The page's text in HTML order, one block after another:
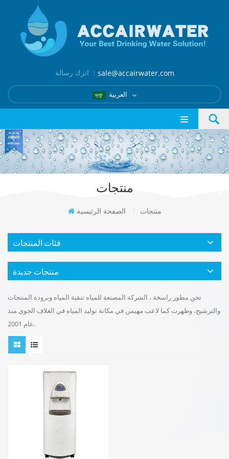
اترك رسالة ： sale@accairwater.com
منتجات
الصفحة الرئيسية / منتجات
فئات المنتجات
منتجات جديدة
نحن مطور راسخة ، الشركة المصنعة للمياه تنقية المياه وبرودة المنتجات
والترشيح، وظهرت كما لاعب مهيمن في مكانة توليد المياه في الغلاف الجوي منذ
عام 2001.